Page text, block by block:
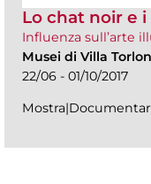
Lo chat noir e
Influenza sull’arte
Musei di Villa
22/06 - 01/10/2017